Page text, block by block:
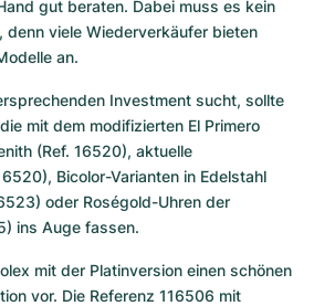
gut beraten. Dabei muss es kein
denn viele Wiederverkäufer bieten
an.
Investment sucht, sollte
mit dem modifizierten El Primero
(Ref. 16520), aktuelle
Bicolor-Varianten in Edelstahl
oder Roségold-Uhren der
ins Auge fassen.
mit der Platinversion einen schönen
vor. Die Referenz 116506 mit